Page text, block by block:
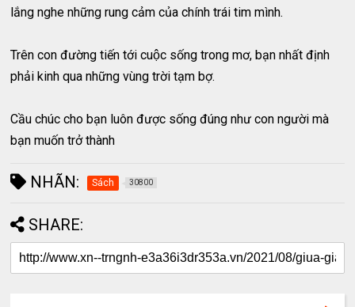
lắng nghe những rung cảm của chính trái tim mình.
Trên con đường tiến tới cuộc sống trong mơ, bạn nhất định
phải kinh qua những vùng trời tạm bợ.
Cầu chúc cho bạn luôn được sống đúng như con người mà
bạn muốn trở thành
NHÃN: Sách 30800
SHARE: